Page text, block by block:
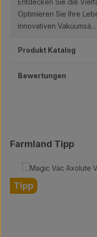
Optimieren Sie Ihre
innovativen Vakuumsä…
Produkt Katalog
Bewertungen
Produktgalerie
Farmland Tipp
Tipp